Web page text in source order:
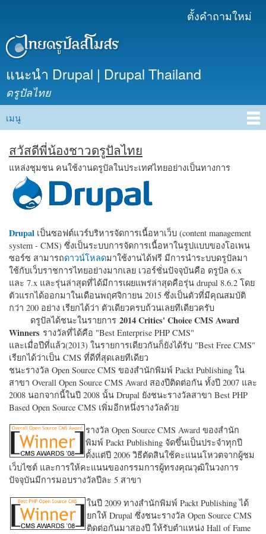
เนื้อหา
ตั้งคำถามใหม่
แนะนำ Drupal | Drupal Thailand
ดรูปัลไทย
Main menu
เมนู
สวัสดีพี่น้องชาวดรูปัลไทย
แหล่งชุมชน คนใช้งานดรูปัลในประเทศไทยอย่างเป็นทางการ
Drupal เป็นซอฟต์แวร์บริหารจัดการเนื้อหาเว็บ (content management
system - CMS) ซึ่งเป็นระบบการจัดการเนื้อหาในรูปแบบของโอเพน
ซอร์ซ สามารถดาวน์โหลดมาใช้งานได้ฟรี มีการนำระบบดรูปัลมา
ใช้กับเว็บราชการไทยอย่างมากเลย เวอร์ชั่นปัจจุบันคือ ดรูปัล 6.x
และ 7.x และรุ่นล่าสุดที่ได้มีการเผยแพร่ล่าสุดคือรุ่น drupal 8.6.2 โดย
ตัวแรกได้ออกมาในเดือนพฤศจิกายน 2015 ซึ่งเป็นตัวที่มีคุณสมบัติ
กว่า 200 อย่าง เรียกได้ว่า ตัวเดียวครบถ้วนเลยทีเดียวครับ
ดรูปัลได้ชนะในรายการ 2014 Critics' Choice CMS Award
Winners รางวัลที่ได้คือ "Best Enterprise PHP CMS"
และเมื่อปีที่แล้ว(2013) ในรายการเดียวกันก็ยังได้รับ "Best Free CMS"
เรียกได้ว่าเป็น CMS ที่ดีที่สุดเลยทีเดียว
ชนะรางวัล Open Source CMS ของสำนักพิมพ์ Packt Publishing ใน
สาขา Overall Open Source CMS Award สองปีติดต่อกัน ทั้งปี 2007 และ
2008 นอกจากนี้ในปี 2008 นั้น Drupal ยังชนะรางวัลสาขา Best PHP
Based Open Source CMS เพิ่มอีกหนึ่งรางวัลด้วย
รางวัล Open Source CMS Award ของสำนัก
พิมพ์ Packt Publishing จัดขึ้นเป็นประจำทุกปี
ตั้งแต่ปี 2006 วิธีตัดสินใช้คะแนนโหวตจากผู้ชม
เว็บไซต์ และการให้คะแนนของกรรมการผู้ทรงคุณวุฒิในวงการ
ปัจจุบันมีการมอบรางวัลปีละ 5 สาขา
ในปี 2009 ทางสำนักพิมพ์ Packt Publishing ได้
ยกให้ Drupal ซึ่งชนะรางวัล Open Source CMS
ติดต่อกันมาสองปี ให้รับตำแหน่ง Hall of Fame